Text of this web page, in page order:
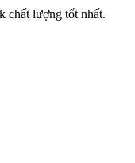
chất lượng tốt nhất.